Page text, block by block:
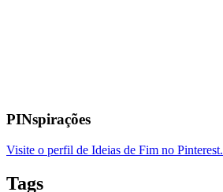
PINspirações
Visite o perfil de Ideias de Fim no Pinterest.
Tags